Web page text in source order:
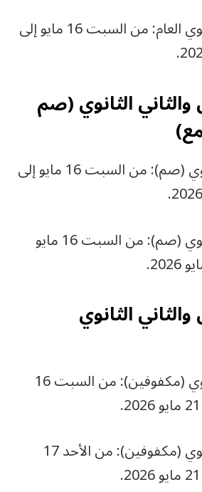
الصف الثاني الثانوي العام: من السبت 16 مايو إلى
الثانوي (صم
الصف الأول الثانوي (صم): من السبت 16 مايو إلى
الصف الثاني الثانوي (صم): من السبت 16 مايو
الثانوي
الصف الأول الثانوي (مكفوفين): من السبت 16
الصف الثاني الثانوي (مكفوفين): من الأحد 17